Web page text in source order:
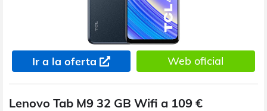
Ir a la oferta Web oficial
Lenovo Tab M9 32 GB Wifi a 109 €